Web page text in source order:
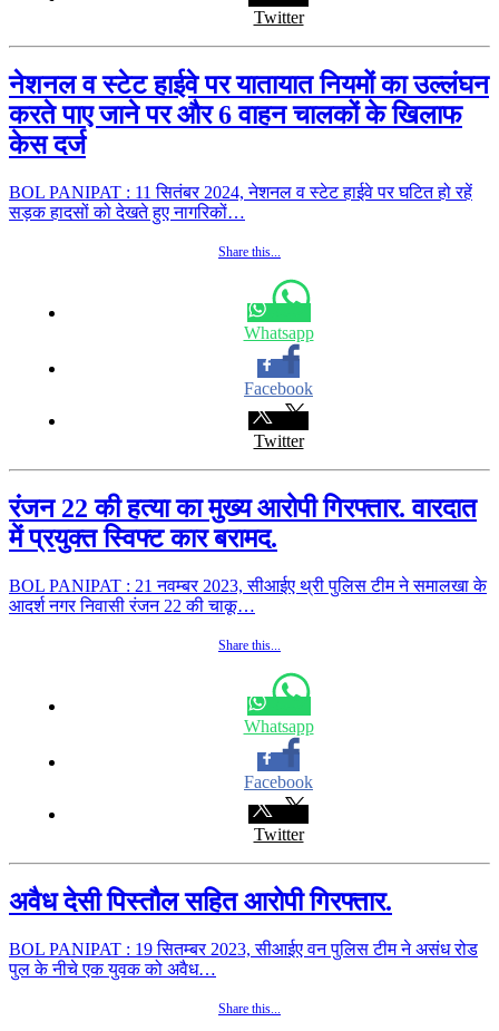
Twitter
नेशनल व स्टेट हाईवे पर यातायात नियमों का उल्लंघन
करते पाए जाने पर और 6 वाहन चालकों के खिलाफ
केस दर्ज
BOL PANIPAT : 11 सितंबर 2024, नेशनल व स्टेट हाईवे पर घटित हो रहें
सड़क हादसों को देखते हुए नागरिकों…
Share this...
Whatsapp
Facebook
Twitter
रंजन 22 की हत्या का मुख्य आरोपी गिरफ्तार. वारदात
में प्रयुक्त स्विफ्ट कार बरामद.
BOL PANIPAT : 21 नवम्बर 2023, सीआईए थ्री पुलिस टीम ने समालखा के
आदर्श नगर निवासी रंजन 22 की चाकू…
Share this...
Whatsapp
Facebook
Twitter
अवैध देसी पिस्तौल सहित आरोपी गिरफ्तार.
BOL PANIPAT : 19 सितम्बर 2023, सीआईए वन पुलिस टीम ने असंध रोड
पुल के नीचे एक युवक को अवैध…
Share this...